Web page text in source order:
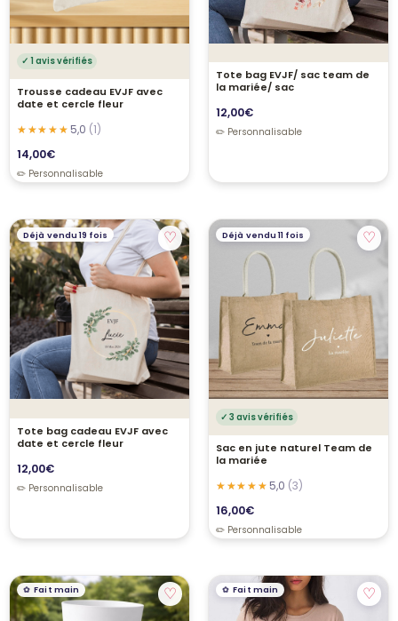
✓ 1 avis vérifiés
Trousse cadeau EVJF avec
date et cercle fleur
5,0 (1)
14,00€
Tote bag EVJF/ sac team de
la mariée/ sac
12,00€
Déjà vendu 19 fois ♡
Tote bag cadeau EVJF avec
date et cercle fleur
12,00€
Déjà vendu 11 fois ♡
✓ 3 avis vérifiés
Sac en jute naturel Team de
la mariée
5,0 (3)
16,00€
Fait main ♡ Fait main ♡